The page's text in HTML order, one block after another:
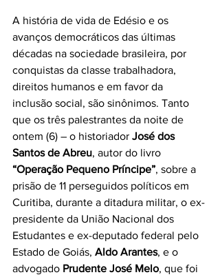
A história de vida de Edésio e os
avanços democráticos das últimas
décadas na sociedade brasileira, por
conquistas da classe trabalhadora,
direitos humanos e em favor da
inclusão social, são sinônimos. Tanto
que os três palestrantes da noite de
ontem (6) – o historiador José dos
Santos de Abreu, autor do livro
“Operação Pequeno Príncipe”, sobre a
prisão de 11 perseguidos políticos em
Curitiba, durante a ditadura militar, o ex-
presidente da União Nacional dos
Estudantes e ex-deputado federal pelo
Estado de Goiás, Aldo Arantes, e o
advogado Prudente José Melo, que foi